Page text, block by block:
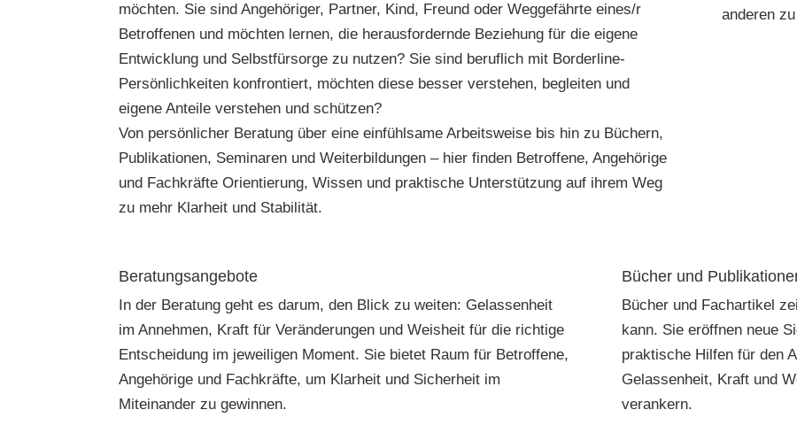
möchten. Sie sind Angehöriger, Partner, Kind, Freund oder Weggefährte eines/r
Betroffenen und möchten lernen, die herausfordernde Beziehung für die eigene
Entwicklung und Selbstfürsorge zu nutzen? Sie sind beruflich mit Borderline-
Persönlichkeiten konfrontiert, möchten diese besser verstehen, begleiten und
eigene Anteile verstehen und schützen?
Von persönlicher Beratung über eine einfühlsame Arbeitsweise bis hin zu Büchern,
Publikationen, Seminaren und Weiterbildungen – hier finden Betroffene, Angehörige
und Fachkräfte Orientierung, Wissen und praktische Unterstützung auf ihrem Weg
zu mehr Klarheit und Stabilität.
anderen
Beratungsangebote
In der Beratung geht es darum, den Blick zu weiten: Gelassenheit
im Annehmen, Kraft für Veränderungen und Weisheit für die richtige
Entscheidung im jeweiligen Moment. Sie bietet Raum für Betroffene,
Angehörige und Fachkräfte, um Klarheit und Sicherheit im
Miteinander zu gewinnen.
Bücher und
Bücher und Fachartikel
kann. Sie eröffnen neue
praktische Hilfen für den
Gelassenheit, Kraft und
verankern.